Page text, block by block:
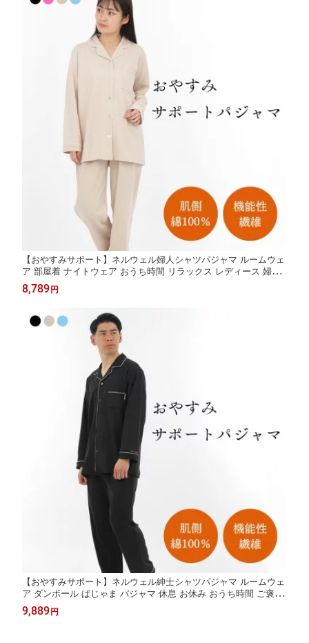
【おやすみサポート】ネルウェル婦人シャツパジャマ ルームウェ
ア 部屋着 ナイトウェア おうち時間 リラックス レディース 婦人
ミセス ダンボール パジャマ 無地 シャツ 前開き 上下セット 鉱石
睡眠 寝不足 サポート 綿 肌に優しい 長袖 プレゼント ギフト 贈り
8,789円
【おやすみサポート】ネルウェル紳士シャツパジャマ ルームウェ
ア ダンボール ぱじゃま パジャマ 休息 お休み おうち時間 ご褒美
綿100 肌に優しい コットン 無地 シャツ シンプル 血行促進 鉱石
睡眠 寝不足 サポート 長袖 プレゼント 贈り物 461096
9,889円